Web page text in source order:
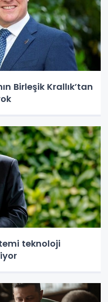
Birleşik Krallık’tan
teknoloji